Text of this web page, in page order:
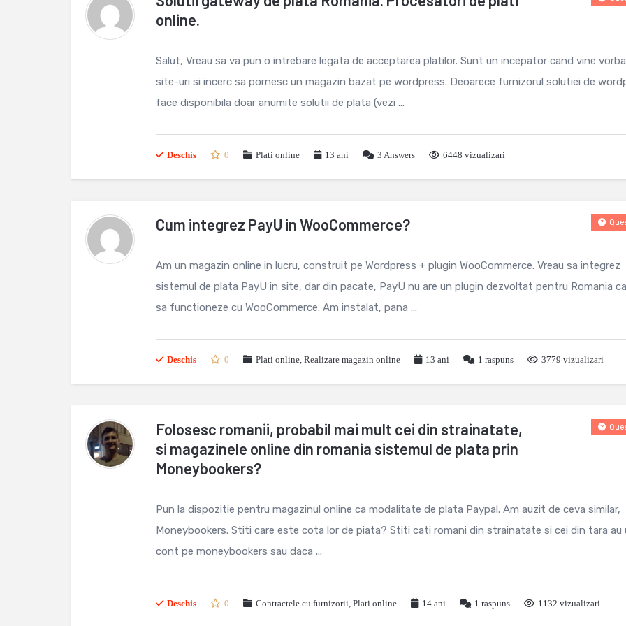
online.
Salut, Vreau sa va pun o intrebare legata de acceptarea platilor. Sunt un incepator cand vine
site-uri si incerc sa pornesc un magazin bazat pe wordpress. Deoarece furnizorul solutiei de
face disponibila doar anumite solutii de plata (vezi ...
Deschis 0 Plati online 13 ani 3 Answers 6448 vizualizari
Cum integrez PayU in WooCommerce?
Am un magazin online in lucru, construit pe Wordpress + plugin WooCommerce. Vreau sa integrez
sistemul de plata PayU in site, dar din pacate, PayU nu are un plugin dezvoltat pentru Romania
sa functioneze cu WooCommerce. Am instalat, pana ...
Deschis 0 Plati online, Realizare magazin online 13 ani 1 raspuns 3779 vizualizari
Folosesc romanii, probabil mai mult cei din strainatate,
si magazinele online din romania sistemul de plata prin
Moneybookers?
Pun la dispozitie pentru magazinul online ca modalitate de plata Paypal. Am auzit de ceva similar,
Moneybookers. Stiti care este cota lor de piata? Stiti cati romani din strainatate si cei din tara au
cont pe moneybookers sau daca ...
Deschis 0 Contractele cu furnizorii, Plati online 14 ani 1 raspuns 1132 vizualizari